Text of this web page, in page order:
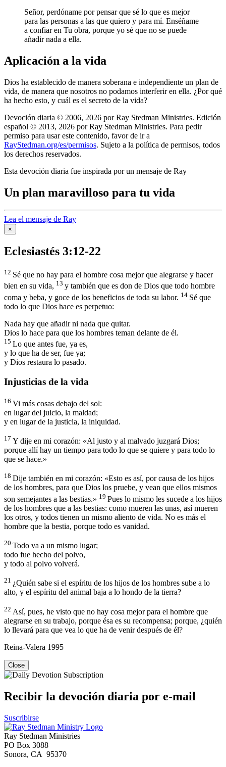
Señor, perdóname por pensar que sé lo que es mejor
para las personas a las que quiero y para mí. Enséñame
a confiar en Tu obra, porque yo sé que no se puede
añadir nada a ella.
Aplicación a la vida
Dios ha establecido de manera soberana e independiente un plan de
vida, de manera que nosotros no podamos interferir en ella. ¿Por qué
ha hecho esto, y cuál es el secreto de la vida?
Devoción diaria © 2006, 2026 por Ray Stedman Ministries. Edición
español © 2013, 2026 por Ray Stedman Ministries. Para pedir
permiso para usar este contenido, favor de ir a
RayStedman.org/es/permisos. Sujeto a la política de permisos, todos
los derechos reservados.
Esta devoción diaria fue inspirada por un mensaje de Ray
Un plan maravilloso para tu vida
Lea el mensaje de Ray
×
Eclesiastés 3:12-22
12 Sé que no hay para el hombre cosa mejor que alegrarse y hacer
bien en su vida, 13 y también que es don de Dios que todo hombre
coma y beba, y goce de los beneficios de toda su labor. 14 Sé que
todo lo que Dios hace es perpetuo:
Nada hay que añadir ni nada que quitar.
Dios lo hace para que los hombres teman delante de él.
15 Lo que antes fue, ya es,
y lo que ha de ser, fue ya;
y Dios restaura lo pasado.
Injusticias de la vida
16 Vi más cosas debajo del sol:
en lugar del juicio, la maldad;
y en lugar de la justicia, la iniquidad.
17 Y dije en mi corazón: «Al justo y al malvado juzgará Dios;
porque allí hay un tiempo para todo lo que se quiere y para todo lo
que se hace.»
18 Dije también en mi corazón: «Esto es así, por causa de los hijos
de los hombres, para que Dios los pruebe, y vean que ellos mismos
son semejantes a las bestias.» 19 Pues lo mismo les sucede a los hijos
de los hombres que a las bestias: como mueren las unas, así mueren
los otros, y todos tienen un mismo aliento de vida. No es más el
hombre que la bestia, porque todo es vanidad.
20 Todo va a un mismo lugar;
todo fue hecho del polvo,
y todo al polvo volverá.
21 ¿Quién sabe si el espíritu de los hijos de los hombres sube a lo
alto, y el espíritu del animal baja a lo hondo de la tierra?
22 Así, pues, he visto que no hay cosa mejor para el hombre que
alegrarse en su trabajo, porque ésa es su recompensa; porque, ¿quién
lo llevará para que vea lo que ha de venir después de él?
Reina-Valera 1995
Close
Recibir la devoción diaria por e-mail
Suscribirse
Ray Stedman Ministries
PO Box 3088
Sonora, CA 95370